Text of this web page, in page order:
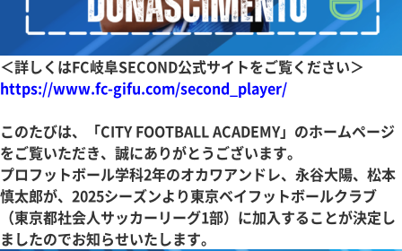
＜詳しくはFC岐阜SECOND公式サイトをご覧ください＞
https://www.fc-gifu.com/second_player/
このたびは、「CITY FOOTBALL ACADEMY」のホームページ
をご覧いただき、誠にありがとうございます。
プロフットボール学科2年のオカワアンドレ、永谷大陽、松本
慎太郎が、2025シーズンより東京ベイフットボールクラブ
（東京都社会人サッカーリーグ1部）に加入することが決定し
ましたのでお知らせいたします。